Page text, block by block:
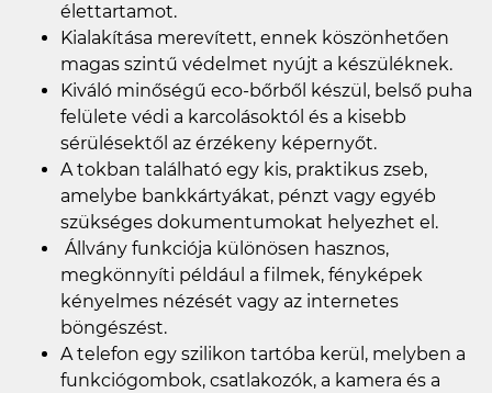
élettartamot.
Kialakítása merevített, ennek köszönhetően
magas szintű védelmet nyújt a készüléknek.
Kiváló minőségű eco-bőrből készül, belső puha
felülete védi a karcolásoktól és a kisebb
sérülésektől az érzékeny képernyőt.
A tokban található egy kis, praktikus zseb,
amelybe bankkártyákat, pénzt vagy egyéb
szükséges dokumentumokat helyezhet el.
Állvány funkciója különösen hasznos,
megkönnyíti például a filmek, fényképek
kényelmes nézését vagy az internetes
böngészést.
A telefon egy szilikon tartóba kerül, melyben a
funkciógombok, csatlakozók, a kamera és a